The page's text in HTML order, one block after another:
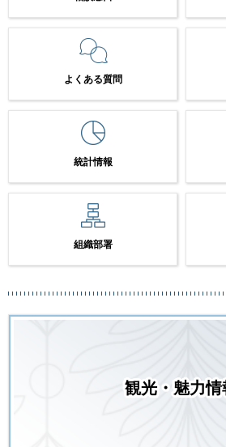
よくある質問
統計情報
組織部署
観光・魅力情